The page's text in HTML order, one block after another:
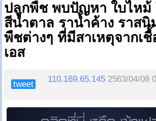
ปลูกพืช พบปัญหา ใบไหม้
สีน้ำตาล ราน้ำค้าง ราสนิ
พืชต่างๆ ที่มีสาเหตุจากเชื้
เอส
tweet
110.169.65.145 2563/04/08